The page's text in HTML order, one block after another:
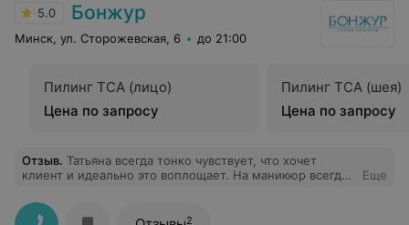
5.0 Бонжур
Минск, ул. Сторожевская, 6 до 21:00
Пилинг TCA (лицо)
Цена по запросу
Пилинг TCA (шея)
Цена по запросу
Отзыв. Татьяна всегда тонко чувствует, что хочет
клиент и идеально это воплощает. На маникюр всегда
желаемый результат и очень приятную беседу
Еще
2